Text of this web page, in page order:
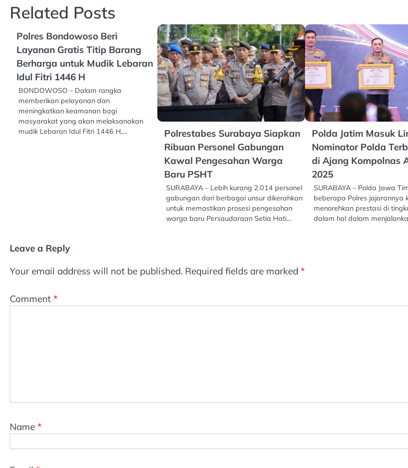
Related Posts
Polres Bondowoso Beri
Layanan Gratis Titip Barang
Berharga untuk Mudik Lebaran
Idul Fitri 1446 H
BONDOWOSO – Dalam rangka
memberikan pelayanan dan
meningkatkan keamanan bagi
masyarakat yang akan melaksanakan
mudik Lebaran Idul Fitri 1446 H,…
Polrestabes Surabaya Siapkan
Ribuan Personel Gabungan
Kawal Pengesahan Warga
Baru PSHT
SURABAYA – Lebih kurang 2.014 personel
gabungan dari berbagai unsur dikerahkan
untuk memastikan prosesi pengesahan
warga baru Persaudaraan Setia Hati…
Polda Jatim Masuk
Nominator Polda
di Ajang Kompolnas
2025
SURABAYA – Polda Jawa
beberapa Polres jajarannya
menorehkan prestasi di
dalam hal dalam
Leave a Reply
Your email address will not be published. Required fields are marked *
Comment *
Name *